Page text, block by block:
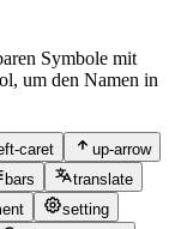
Symbole mit
um den Namen in
caret
up-arrow
bars
translate
setting